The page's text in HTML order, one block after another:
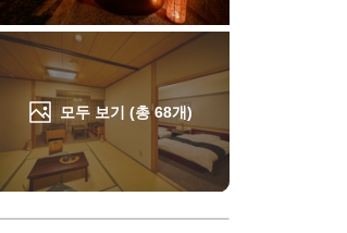
모두 보기 (총68개)